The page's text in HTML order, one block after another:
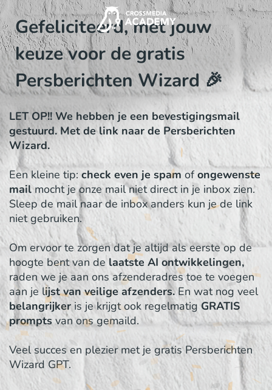
Gefeliciteerd, met jouw
keuze voor de gratis
Persberichten Wizard 🎉
LET OP!! We hebben je een bevestigingsmail
gestuurd. Met de link naar de Persberichten
Wizard.
Een kleine tip: check even je spam ofongewenste
mailmocht je onze mail niet direct in je inbox zien.
Sleep de mail naar de inbox anders kun je de link
niet gebruiken.
Om ervoor te zorgen dat je altijd als eerste op de
hoogte bent van delaatste AI ontwikkelingen,
raden we je aan ons afzenderadres toe te voegen
aan je lijst van veilige afzenders.En wat nog veel
belangrijker is je krijgt ook regelmatigGRATIS
promptsvan ons gemaild.
Veel succes en plezier met je gratis Persberichten
Wizard GPT.